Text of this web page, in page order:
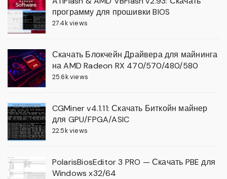
программу для прошивки BIOS
27.4k views
Скачать Блокчейн Драйвера для майнинга
на AMD Radeon RX 470/570/480/580
25.6k views
CGMiner v4.1.11: Скачать Биткойн майнер
для GPU/FPGA/ASIC
22.5k views
PolarisBiosEditor 3 PRO — Скачать PBE для
Windows x32/64